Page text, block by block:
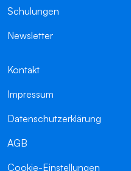
Schulungen
Newsletter
Kontakt
Impressum
Datenschutzerklärung
AGB
Cookie-Einstellungen